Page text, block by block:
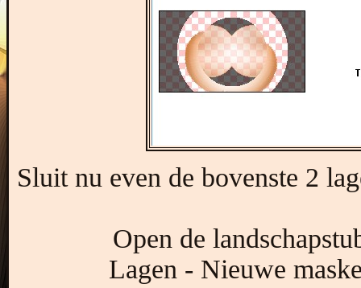
Sluit nu even de bovenste 2
Open de
Lagen - Nieuwe